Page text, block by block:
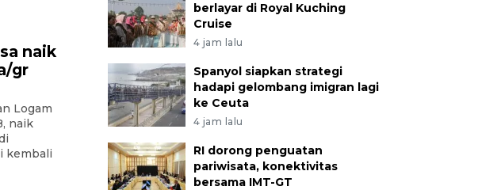
naik
gr
Logam
naik
kembali
berlayar di Royal Kuching
Cruise
4 jam lalu
Spanyol siapkan strategi
hadapi gelombang imigran lagi
ke Ceuta
4 jam lalu
RI dorong penguatan
pariwisata, konektivitas
bersama IMT-GT